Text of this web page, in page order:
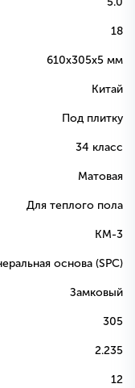
18
610х305х5 мм
Китай
Под плитку
34 класс
Матовая
Для теплого пола
КМ-3
основа (SPC)
Замковый
305
2.235
12